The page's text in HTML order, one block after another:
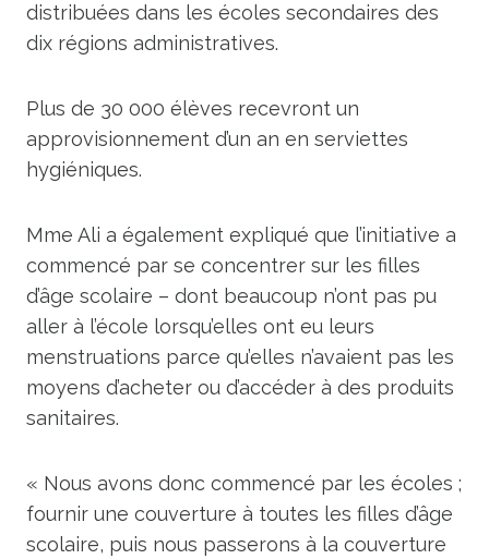
distribuées dans les écoles secondaires des
dix régions administratives.
Plus de 30 000 élèves recevront un
approvisionnement d’un an en serviettes
hygiéniques.
Mme Ali a également expliqué que l’initiative a
commencé par se concentrer sur les filles
d’âge scolaire – dont beaucoup n’ont pas pu
aller à l’école lorsqu’elles ont eu leurs
menstruations parce qu’elles n’avaient pas les
moyens d’acheter ou d’accéder à des produits
sanitaires.
« Nous avons donc commencé par les écoles ;
fournir une couverture à toutes les filles d’âge
scolaire, puis nous passerons à la couverture